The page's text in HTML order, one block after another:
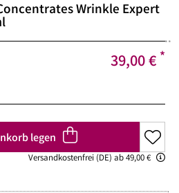
Wrinkle Expert
**
39,00 € *
legen
Versandkostenfrei (DE) ab 49,00 €